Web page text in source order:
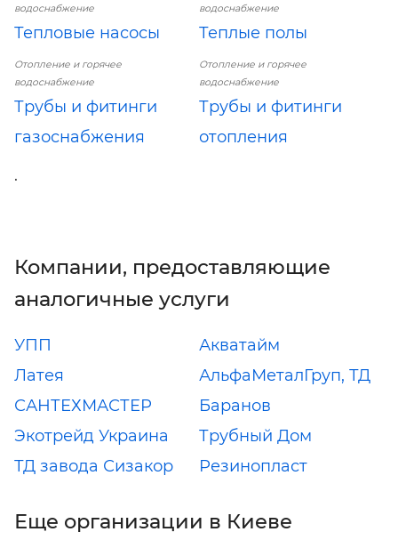
водоснабжение
Тепловые насосы
водоснабжение
Теплые полы
Отопление и горячее
водоснабжение
Трубы и фитинги
газоснабжения
Отопление и горячее
водоснабжение
Трубы и фитинги
отопления
.
Компании, предоставляющие
аналогичные услуги
УПП
Акватайм
Латея
АльфаМеталГруп, ТД
САНТЕХМАСТЕР
Баранов
Экотрейд Украина
Трубный Дом
ТД завода Сизакор
Резинопласт
Еще организации в Киеве